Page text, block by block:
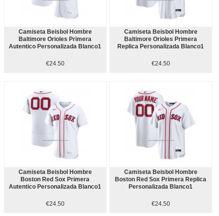
Camiseta Beisbol Hombre
Baltimore Orioles Primera
Autentico Personalizada Blanco1
€24.50
Camiseta Beisbol Hombre
Baltimore Orioles Primera
Replica Personalizada Blanco1
€24.50
Camiseta Beisbol Hombre
Boston Red Sox Primera
Autentico Personalizada Blanco1
€24.50
Camiseta Beisbol Hombre
Boston Red Sox Primera Replica
Personalizada Blanco1
€24.50